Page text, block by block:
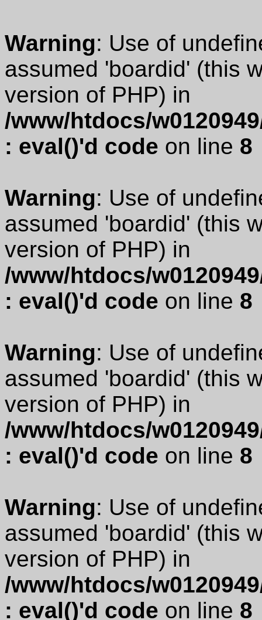
Warning: Use of
assumed 'boardid' (this
version of PHP) in
/www/htdocs/
: eval()'d code on line 8
Warning: Use of
assumed 'boardid' (this
version of PHP) in
/www/htdocs/
: eval()'d code on line 8
Warning: Use of
assumed 'boardid' (this
version of PHP) in
/www/htdocs/
: eval()'d code on line 8
Warning: Use of
assumed 'boardid' (this
version of PHP) in
/www/htdocs/
: eval()'d code on line 8